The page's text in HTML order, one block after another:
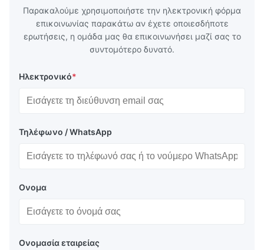
Παρακαλούμε χρησιμοποιήστε την ηλεκτρονική φόρμα
επικοινωνίας παρακάτω αν έχετε οποιεσδήποτε
ερωτήσεις, η ομάδα μας θα επικοινωνήσει μαζί σας το
συντομότερο δυνατό.
Ηλεκτρονικό*
Τηλέφωνο / WhatsApp
Ονομα
Ονομασία εταιρείας